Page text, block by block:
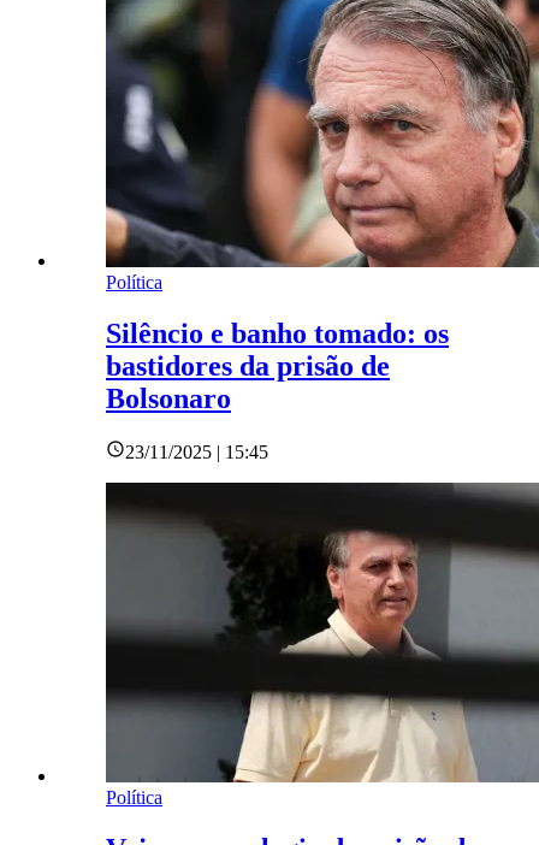
Política
Silêncio e banho tomado: os
bastidores da prisão de
Bolsonaro
23/11/2025 | 15:45
Política